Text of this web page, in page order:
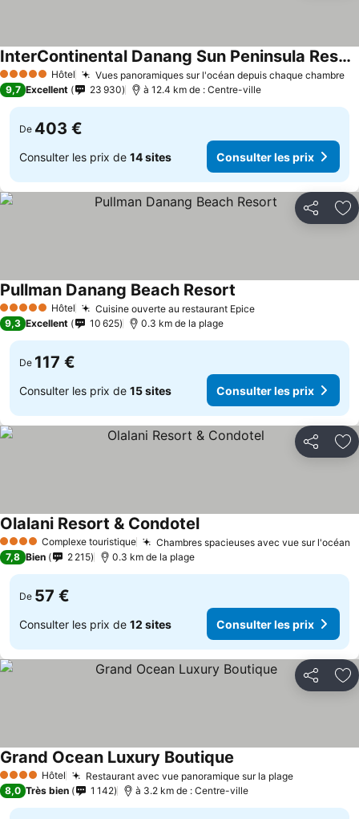
5 Étoiles Hôtel Vues panoramiques sur l'océan depuis chaque chambre
InterContinental Danang Sun Peninsula Resort by IHG
Consulter les prix
9,7 Excellent 23 930 à 12.4 km de : Centre-ville
De 403 €
Consulter les prix de 14 sites Consulter les prix
Partager
5 Étoiles Hôtel Cuisine ouverte au restaurant EpiceConsulter les
Pullman Danang Beach Resort
9,3 Excellent 10 625 0.3 km de la plage
De 117 €
Consulter les prix de 15 sites Consulter les prix
Partager
4 Étoiles Complexe touristique Chambres spacieuses avec vue sur l'océan
Olalani Resort & CondotelConsulter les prix
7,8 Bien 2 215 0.3 km de la plage
De 57 €
Consulter les prix de 12 sites Consulter les prix
Partager
4 Étoiles Hôtel Restaurant avec vue panoramique sur la plageConsulter
Grand Ocean Luxury Boutique
8,0 Très bien 1 142 à 3.2 km de : Centre-ville